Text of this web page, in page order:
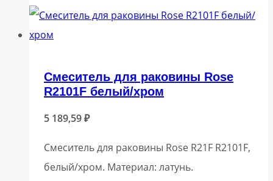
Смеситель для раковины Rose
R2101F белый/хром
5 189,59₽
Смеситель для раковины Rose R21F R2101F,
белый/хром. Материал: латунь.